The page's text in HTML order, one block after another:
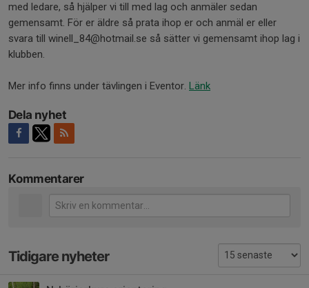
med ledare, så hjälper vi till med lag och anmäler sedan
gemensamt. För er äldre så prata ihop er och anmäl er eller
svara till winell_84@hotmail.se så sätter vi gemensamt ihop lag i
klubben.
Mer info finns under tävlingen i Eventor. Länk
Dela nyhet
Kommentarer
Tidigare nyheter